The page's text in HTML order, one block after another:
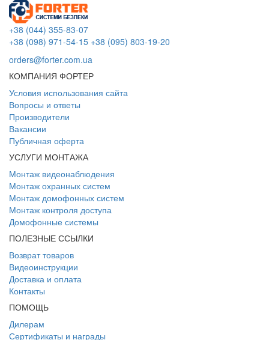
+38 (044) 355-83-07
+38 (098) 971-54-15 +38 (095) 803-19-20
orders@forter.com.ua
КОМПАНИЯ ФОРТЕР
Условия использования сайта
Вопросы и ответы
Производители
Вакансии
Публичная оферта
УСЛУГИ МОНТАЖА
Монтаж видеонаблюдения
Монтаж охранных систем
Монтаж домофонных систем
Монтаж контроля доступа
Домофонные системы
ПОЛЕЗНЫЕ ССЫЛКИ
Возврат товаров
Видеоинструкции
Доставка и оплата
Контакты
ПОМОЩЬ
Дилерам
Сертификаты и награды